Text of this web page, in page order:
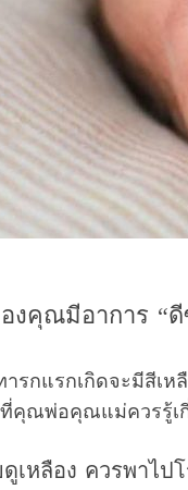
งคุณมีอาการ “
รกแรกเกิดจะมีสีเห
ที่คุณพ่อคุณแม่ควรรู้เ
เหลือง ควรพาไป